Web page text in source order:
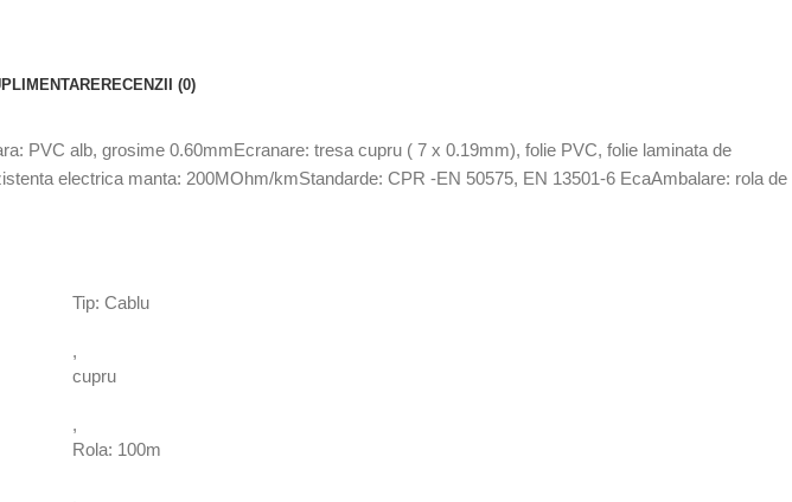
RECENZII (0)
PVC alb, grosime 0.60mmEcranare: tresa cupru ( 7 x 0.19mm), folie PVC, folie laminata de
electrica manta: 200MOhm/kmStandarde: CPR -EN 50575, EN 13501-6 EcaAmbalare: rola de
Tip: Cablu
,
cupru
,
Rola: 100m